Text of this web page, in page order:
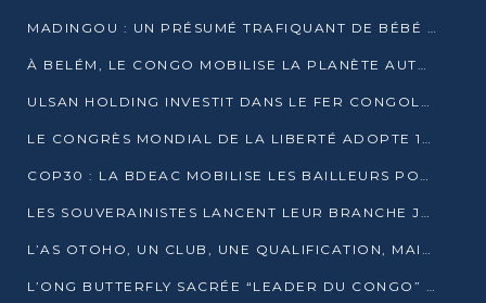
MADINGOU : UN PRÉSUMÉ TRAFIQUANT DE BÉBÉ CHIMPANZÉ FIXÉ SUR SON SORT LE 20 NOVEMBRE
À BELÉM, LE CONGO MOBILISE LA PLANÈTE AUTOUR DU FONDS BLEU POUR LE BASSIN DU CONGO
ULSAN HOLDING INVESTIT DANS LE FER CONGOLAIS
LE CONGRÈS MONDIAL DE LA LIBERTÉ ADOPTE 14 RÉSOLUTIONS HISTORIQUES
COP30 : LA BDEAC MOBILISE LES BAILLEURS POUR LE FONDS BLEU DU BASSIN DU CONGO
LES SOUVERAINISTES LANCENT LEUR BRANCHE JEUNE À BRAZZAVILLE
L’AS OTOHO, UN CLUB, UNE QUALIFICATION, MAIS ENCORE DES DOUTES
L’ONG BUTTERFLY SACRÉE “LEADER DU CONGO” AU PRIX D’EXCELLENCE 2025